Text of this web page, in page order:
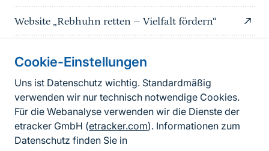
Cookie-Einstellungen
Uns ist Datenschutz wichtig. Standardmäßig
verwenden wir nur technisch notwendige Cookies.
Für die Webanalyse verwenden wir die Dienste der
etracker GmbH (etracker.com). Informationen zum
Datenschutz finden Sie in
Website „Rebhuhn retten – Vielfalt fördern“
Informationen zur Seite
FußzeileKontakt zum BfN
Kontaktformular